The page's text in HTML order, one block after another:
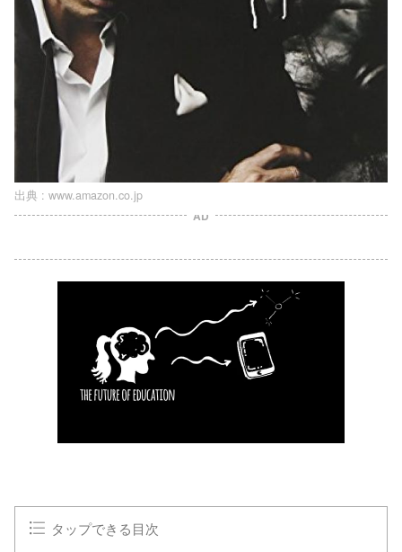
出典 : www.amazon.co.jp
AD
タップできる目次